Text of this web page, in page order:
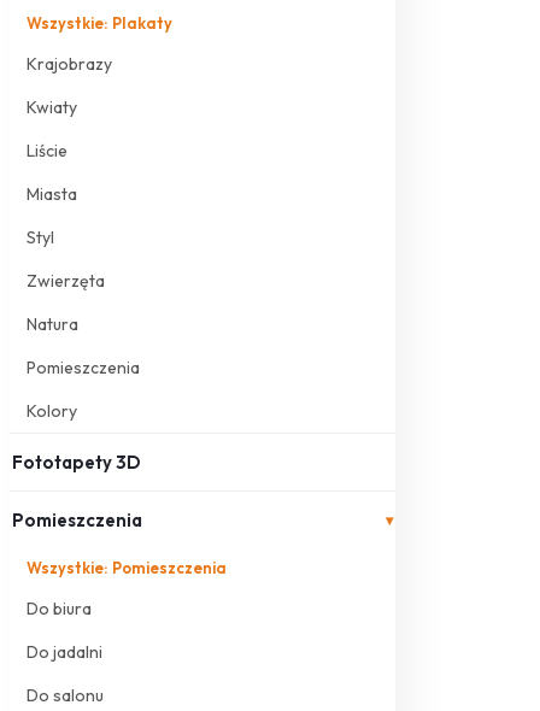
Wszystkie: Plakaty
Krajobrazy
Kwiaty
Liście
Miasta
Styl
Zwierzęta
Natura
Pomieszczenia
Kolory
Fototapety 3D
Pomieszczenia ▾
Wszystkie: Pomieszczenia
Do biura
Do jadalni
Do salonu